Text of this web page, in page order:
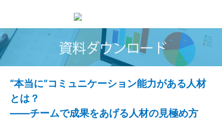
“本当に”コミュニケーション能力がある人材
とは？
――チームで成果をあげる人材の見極め方